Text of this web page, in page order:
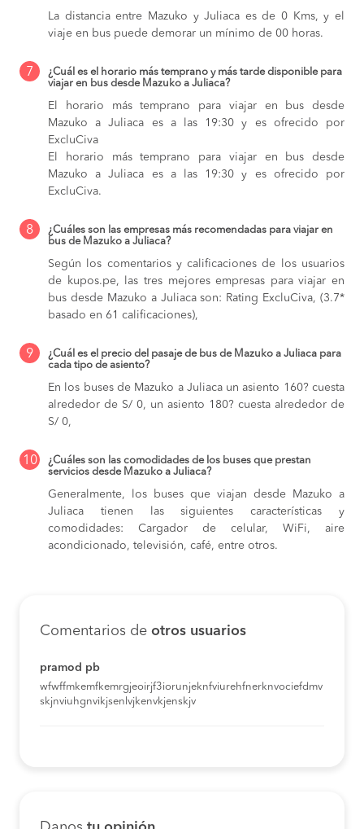
La distancia entre Mazuko y Juliaca es de 0 Kms, y el
viaje en bus puede demorar un mínimo de 00 horas.
7
¿Cuál es el horario más temprano y más tarde disponible para
viajar en bus desde Mazuko a Juliaca?
El horario más temprano para viajar en bus desde
Mazuko a Juliaca es a las 19:30 y es ofrecido por
ExcluCiva
El horario más temprano para viajar en bus desde
Mazuko a Juliaca es a las 19:30 y es ofrecido por
ExcluCiva.
8
¿Cuáles son las empresas más recomendadas para viajar en
bus de Mazuko a Juliaca?
Según los comentarios y calificaciones de los usuarios
de kupos.pe, las tres mejores empresas para viajar en
bus desde Mazuko a Juliaca son: Rating ExcluCiva, (3.7*
basado en 61 calificaciones),
9
¿Cuál es el precio del pasaje de bus de Mazuko a Juliaca para
cada tipo de asiento?
En los buses de Mazuko a Juliaca un asiento 160? cuesta
alrededor de S/ 0, un asiento 180? cuesta alrededor de
S/ 0,
10
¿Cuáles son las comodidades de los buses que prestan
servicios desde Mazuko a Juliaca?
Generalmente, los buses que viajan desde Mazuko a
Juliaca tienen las siguientes características y
comodidades: Cargador de celular, WiFi, aire
acondicionado, televisión, café, entre otros.
Comentarios de otros usuarios
pramod pb
wfwffmkemfkemrgjeoirjf3iorunjeknfviurehfnerknvociefdmv
skjnviuhgnvikjsenlvjkenvkjenskjv